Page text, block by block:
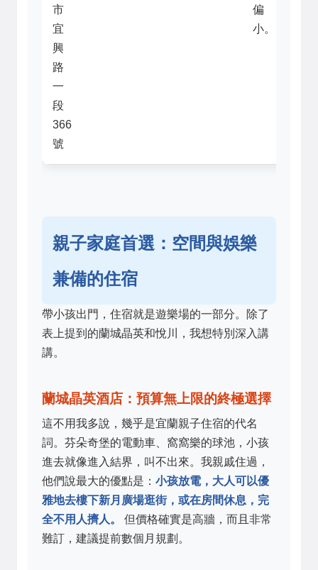
市
宜
興
路
一
段
366
號
偏
小。
親子家庭首選：空間與娛樂
兼備的住宿
帶小孩出門，住宿就是遊樂場的一部分。除了
表上提到的蘭城晶英和悅川，我想特別深入講
講。
蘭城晶英酒店：預算無上限的終極選擇
這不用我多說，幾乎是宜蘭親子住宿的代名
詞。芬朵奇堡的電動車、窩窩樂的球池，小孩
進去就像進入結界，叫不出來。我親戚住過，
他們說最大的優點是： 小孩放電，大人可以優
雅地去樓下新月廣場逛街，或在房間休息，完
全不用人擠人。
但價格確實是高牆，而且非常
難訂，建議提前數個月規劃。